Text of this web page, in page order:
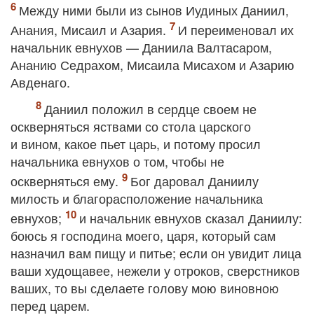
Между ними были из сынов Иудиных Даниил,
Анания, Мисаил и Азария.
И переименовал их
начальник евнухов — Даниила Валтасаром,
Ананию Седрахом, Мисаила Мисахом и Азарию
Авденаго.
Даниил положил в сердце своем не
оскверняться яствами со стола царского
и вином, какое пьет царь, и потому просил
начальника евнухов о том, чтобы не
оскверняться ему.
Бог даровал Даниилу
милость и благорасположение начальника
евнухов;
и начальник евнухов сказал Даниилу:
боюсь я господина моего, царя, который сам
назначил вам пищу и питье; если он увидит лица
ваши худощавее, нежели у отроков, сверстников
ваших, то вы сделаете голову мою виновною
перед царем.